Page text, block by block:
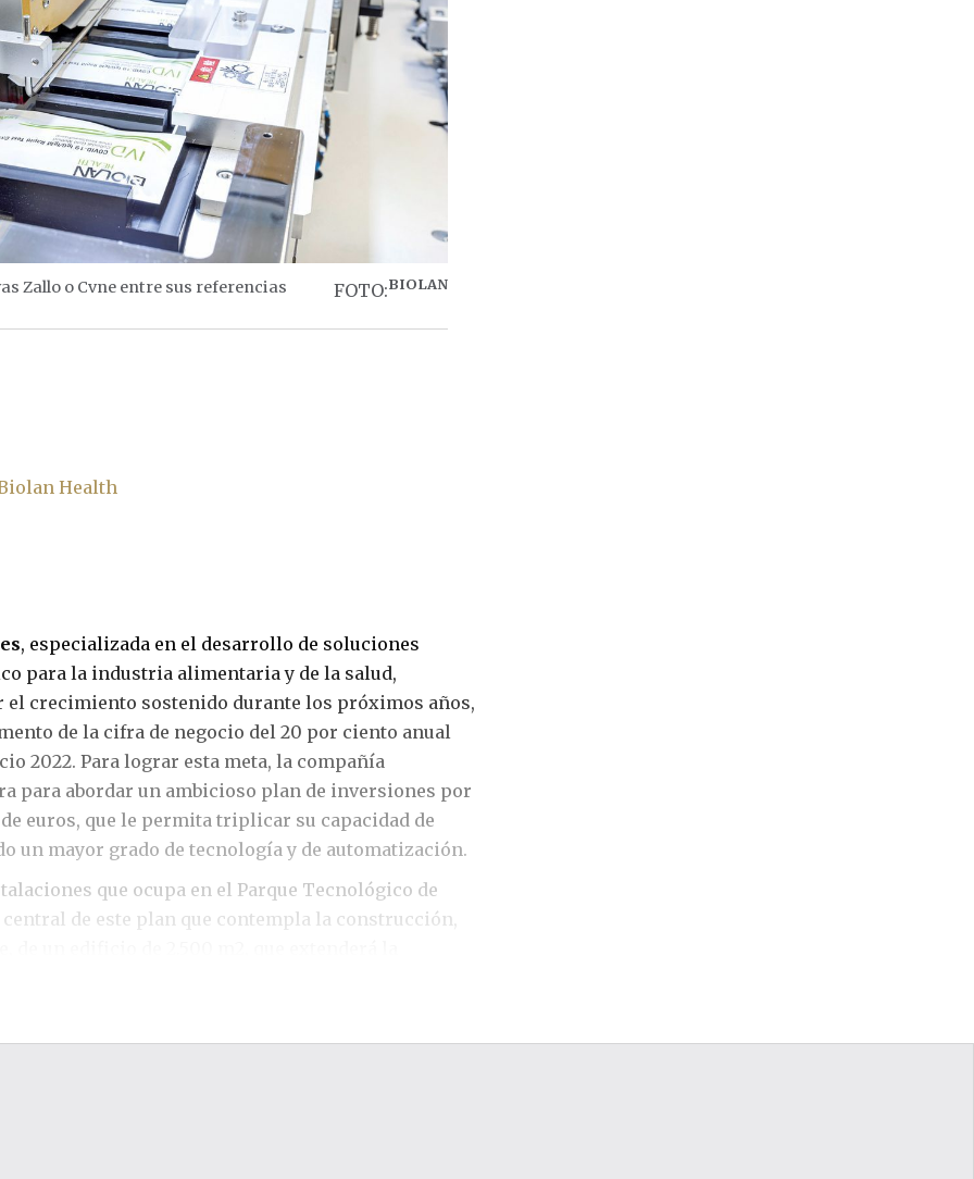
Zallo o Cvne entre sus referencias BIOLAN
FOTO:
Health
, especializada en el desarrollo de soluciones
para la industria alimentaria y de la salud,
el crecimiento sostenido durante los próximos años,
de la cifra de negocio del 20 por ciento anual
2022. Para lograr esta meta, la compañía
para abordar un ambicioso plan de inversiones por
euros, que le permita triplicar su capacidad de
un mayor grado de tecnología y de automatización.
que ocupa en el Parque Tecnológico de
de este plan que contempla la construcción,